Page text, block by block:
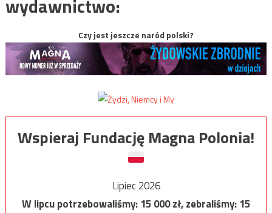
wydawnictwo:
Czy jest jeszcze naród polski?
Wspieraj Fundację Magna Polonia!
Lipiec 2026
W lipcu potrzebowaliśmy:15 000zł, zebraliśmy:15